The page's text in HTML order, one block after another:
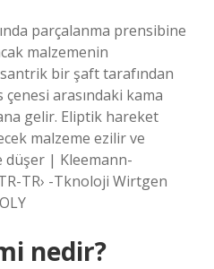
parçalanma prensibine
malzemenin
bir şaft tarafından
arasındaki kama
gelir. Eliptik hareket
malzeme ezilir ve
| Kleemann-
TR› -Tknoloji Wirtgen
nedir?